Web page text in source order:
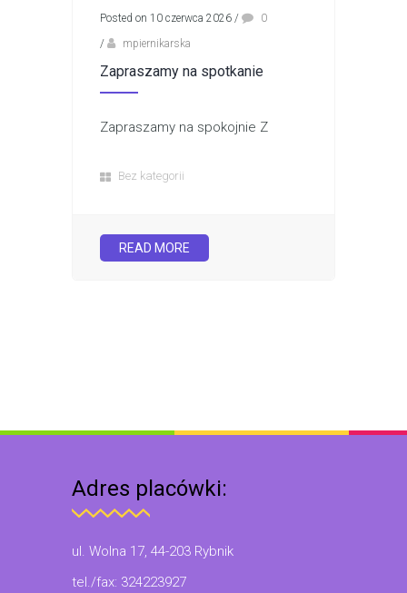
Posted on 10 czerwca 2026 /
0
/
mpiernikarska
Zapraszamy na spotkanie
Zapraszamy na spokojnie Z
Bez kategorii
READ MORE
Adres placówki:
ul. Wolna 17, 44-203 Rybnik
tel./fax: 324223927